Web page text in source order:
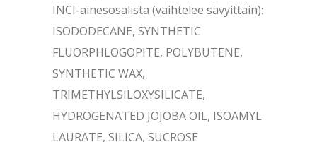
INCI-ainesosalista (vaihtelee sävyittäin):
ISODODECANE, SYNTHETIC
FLUORPHLOGOPITE, POLYBUTENE,
SYNTHETIC WAX,
TRIMETHYLSILOXYSILICATE,
HYDROGENATED JOJOBA OIL, ISOAMYL
LAURATE, SILICA, SUCROSE